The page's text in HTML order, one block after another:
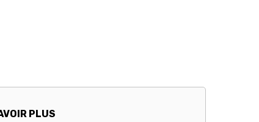
PLUS